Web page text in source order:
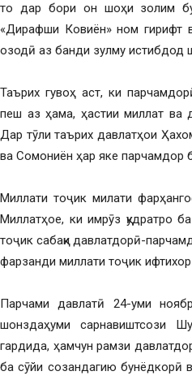
то дар бори он шоҳи золим
«Дирафши Ковиён» ном гирифт
озодӣ аз банди зулму истибдод
Таърих гувоҳ аст, ки
пеш аз ҳама, ҳастии миллат ва
Дар тӯли таърих давлатҳои
ва Сомониён ҳар яке парчамдор
Миллати тоҷик милати
Миллатҳое, ки имрӯз қудратро
тоҷик сабақи давлатдорӣ-
фарзанди миллати тоҷик
Парчами давлатӣ 24-уми
шонздаҳуми сарнавиштсози
гардида, ҳамчун рамзи
ба сӯйи созандагию бунёдкорӣ